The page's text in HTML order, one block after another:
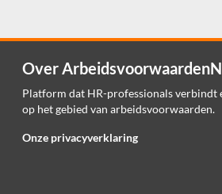
Over
Platform dat HR-professionals verbindt
op het gebied van arbeidsvoorwaarden.
Onze privacyverklaring